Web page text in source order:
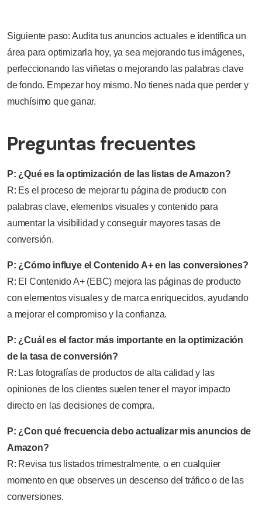
Siguiente paso: Audita tus anuncios actuales e identifica un
área para optimizarla hoy, ya sea mejorando tus imágenes,
perfeccionando las viñetas o mejorando las palabras clave
de fondo. Empezar hoy mismo. No tienes nada que perder y
muchísimo que ganar.
Preguntas frecuentes
P: ¿Qué es la optimización de las listas de Amazon?
R: Es el proceso de mejorar tu página de producto con
palabras clave, elementos visuales y contenido para
aumentar la visibilidad y conseguir mayores tasas de
conversión.
P: ¿Cómo influye el Contenido A+ en las conversiones?
R: El Contenido A+ (EBC) mejora las páginas de producto
con elementos visuales y de marca enriquecidos, ayudando
a mejorar el compromiso y la confianza.
P: ¿Cuál es el factor más importante en la optimización
de la tasa de conversión?
R: Las fotografías de productos de alta calidad y las
opiniones de los clientes suelen tener el mayor impacto
directo en las decisiones de compra.
P: ¿Con qué frecuencia debo actualizar mis anuncios de
Amazon?
R: Revisa tus listados trimestralmente, o en cualquier
momento en que observes un descenso del tráfico o de las
conversiones.